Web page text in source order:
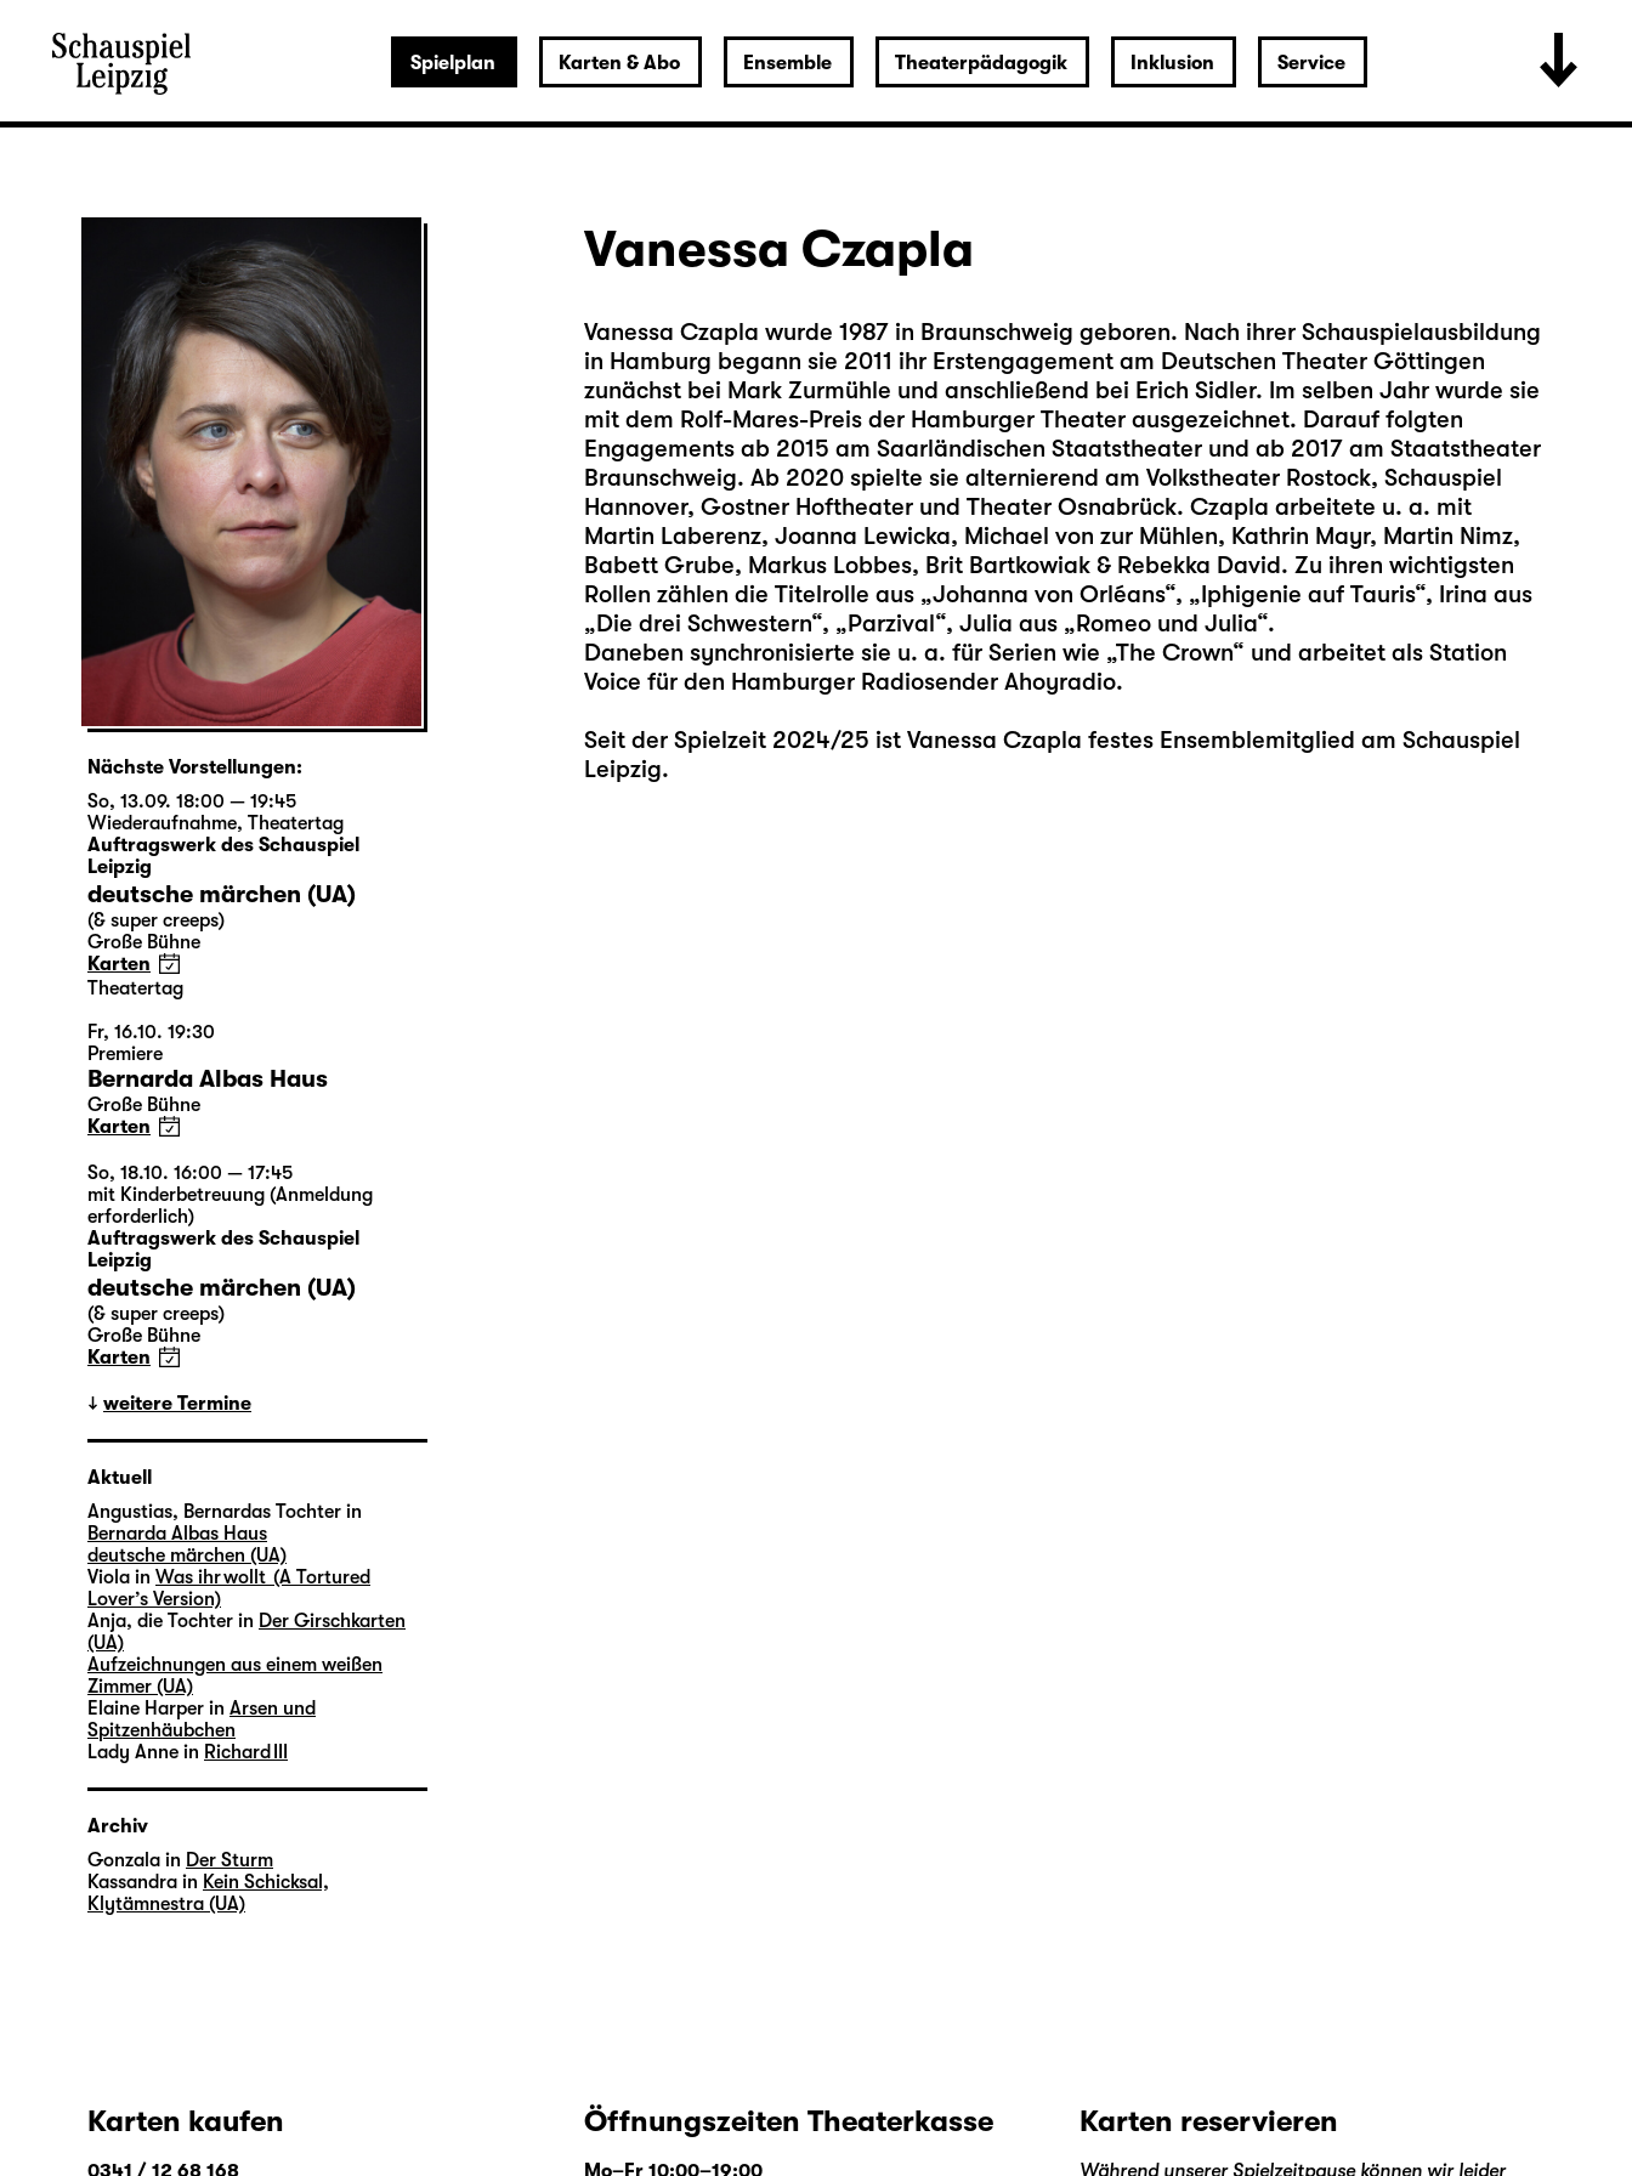
Spielplan Karten & Abo Ensemble Theaterpädagogik Inklusion Service
Vanessa Czapla
Vanessa Czapla wurde 1987 in Braunschweig geboren. Nach ihrer Schauspielausbildung
in Hamburg begann sie 2011 ihr Erstengagement am Deutschen Theater Göttingen
zunächst bei Mark Zurmühle und anschließend bei Erich Sidler. Im selben Jahr wurde sie
mit dem Rolf-Mares-Preis der Hamburger Theater ausgezeichnet. Darauf folgten
Engagements ab 2015 am Saarländischen Staatstheater und ab 2017 am Staatstheater
Braunschweig. Ab 2020 spielte sie alternierend am Volkstheater Rostock, Schauspiel
Hannover, Gostner Hoftheater und Theater Osnabrück. Czapla arbeitete u. a. mit
Martin Laberenz, Joanna Lewicka, Michael von zur Mühlen, Kathrin Mayr, Martin Nimz,
Babett Grube, Markus Lobbes, Brit Bartkowiak & Rebekka David. Zu ihren wichtigsten
Rollen zählen die Titelrolle aus „Johanna von Orléans“, „Iphigenie auf Tauris“, Irina aus
„Die drei Schwestern“, „Parzival“, Julia aus „Romeo und Julia“.
Daneben synchronisierte sie u. a. für Serien wie „The Crown“ und arbeitet als Station
Voice für den Hamburger Radiosender Ahoyradio.
Seit der Spielzeit 2024/25 ist Vanessa Czapla festes Ensemblemitglied am Schauspiel
Leipzig.
Nächste Vorstellungen:
So, 13.09. 18:00 — 19:45
Wiederaufnahme, Theatertag
Auftragswerk des Schauspiel
Leipzig
deutsche märchen (UA)
(& super creeps)
Große Bühne
Karten
Theatertag
Fr, 16.10. 19:30
Premiere
Bernarda Albas Haus
Große Bühne
Karten
So, 18.10. 16:00 — 17:45
mit Kinderbetreuung (Anmeldung
erforderlich)
Auftragswerk des Schauspiel
Leipzig
deutsche märchen (UA)
(& super creeps)
Große Bühne
Karten
weitere Termine
Aktuell
Angustias, Bernardas Tochter in
Bernarda Albas Haus
deutsche märchen (UA)
Viola in Was ihr wollt (A Tortured
Lover’s Version)
Anja, die Tochter in Der Girschkarten
(UA)
Aufzeichnungen aus einem weißen
Zimmer (UA)
Elaine Harper in Arsen und
Spitzenhäubchen
Lady Anne in Richard III
Archiv
Gonzala in Der Sturm
Kassandra in Kein Schicksal,
Klytämnestra (UA)
Karten kaufen
0341 / 12 68 168
Öffnungszeiten Theaterkasse
Mo–Fr 10:00–19:00
Karten reservieren
Während unserer Spielzeitpause können wir leider